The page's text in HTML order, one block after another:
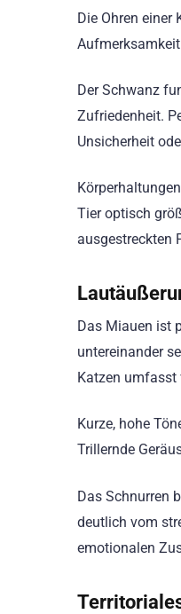
Die Ohren einer
Der Schwanz
Zufriedenheit.
Unsicherheit
Tier optisch
ausgestreckten
Das Miauen ist
untereinander
Katzen umfasst
Kurze, hohe
Trillernde
Das Schnurren
deutlich vom
emotionalen